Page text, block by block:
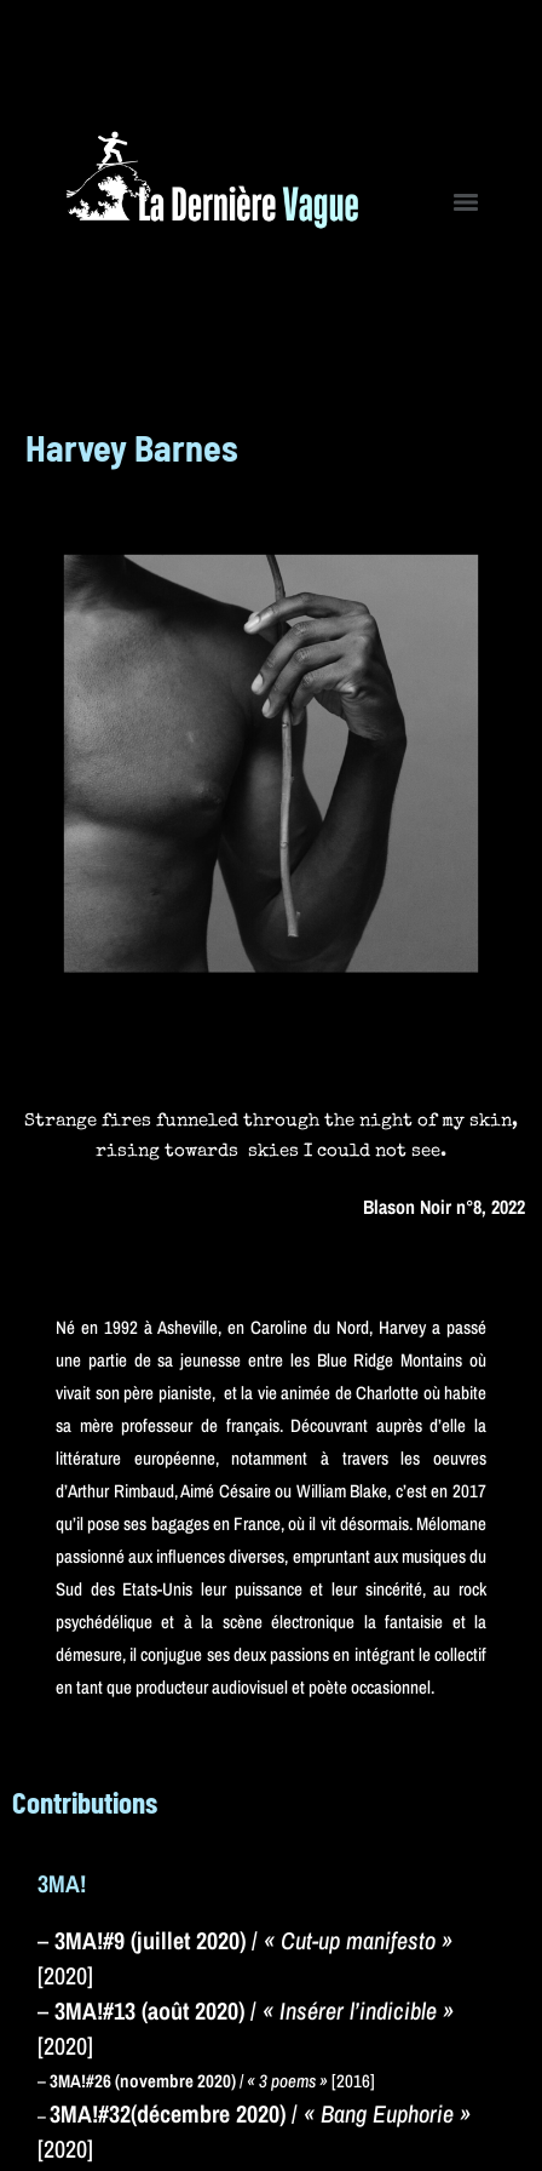
Harvey Barnes
Strange fires funneled through the night of my skin,
rising towards skies I could not see.
Blason Noir n°8, 2022
Né en 1992 à Asheville, en Caroline du Nord, Harvey a passé
une partie de sa jeunesse entre les Blue Ridge Montains où
vivait son père pianiste, et la vie animée de Charlotte où habite
sa mère professeur de français. Découvrant auprès d’elle la
littérature européenne, notamment à travers les oeuvres
d’Arthur Rimbaud, Aimé Césaire ou William Blake, c’est en 2017
qu’il pose ses bagages en France, où il vit désormais. Mélomane
passionné aux influences diverses, empruntant aux musiques du
Sud des Etats-Unis leur puissance et leur sincérité, au rock
psychédélique et à la scène électronique la fantaisie et la
démesure, il conjugue ses deux passions en intégrant le collectif
en tant que producteur audiovisuel et poète occasionnel.
Contributions
3MA!
–3MA!#9 (juillet 2020)/ « Cut-up manifesto »
[2020]
–3MA!#13 (août 2020)/ « Insérer l’indicible »
[2020]
–3MA!#26 (novembre 2020)/« 3 poems »[2016]
–3MA!#32(décembre 2020)/ « Bang Euphorie »
[2020]